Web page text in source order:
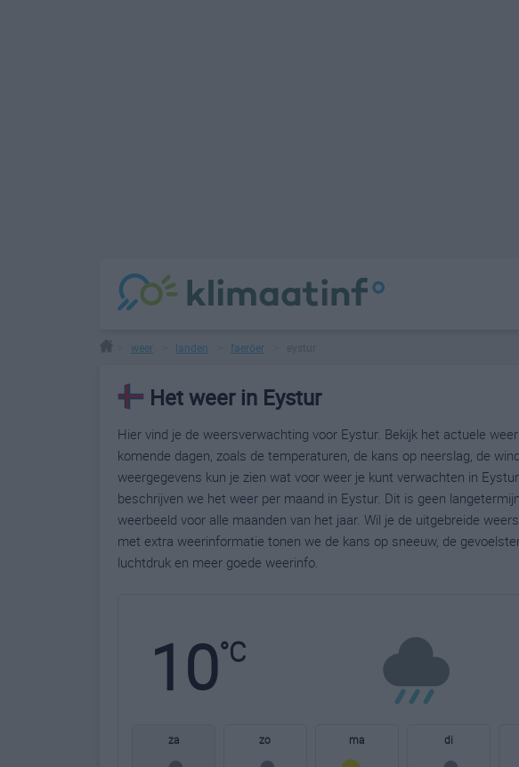
weer landen faeröer
Het weer in Eystur
Hier vind je de weersverwachting voor Eystur. Bekijk het actuele
komende dagen, zoals de temperaturen, de kans op neerslag, de
weergegevens kun je zien wat voor weer je kunt verwachten in
beschrijven we het weer per maand in Eystur. Dit is geen
weerbeeld voor alle maanden van het jaar. Wil je de uitgebreide
met extra weerinformatie tonen we de kans op sneeuw, de
luchtdruk en meer goede weerinfo.
10°C
za zo ma di